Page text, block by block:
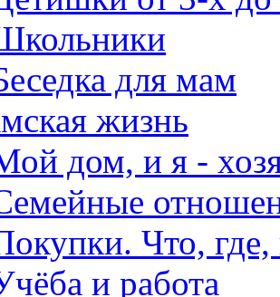
для мам
жизнь
дом, и я -
Что, где,
и работа